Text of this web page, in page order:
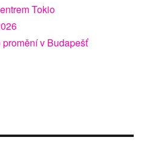
Tokio
v Budapešť